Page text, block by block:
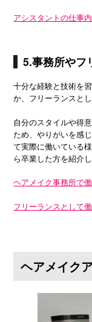
アシスタントの仕事
5.事務所やフ
十分な経験と技術を
か、フリーランスと
自分のスタイルや得
ため、やりがいを感
て実際に働いている
ら卒業した方を紹介
ヘアメイク事務所で
フリーランスとして
ヘアメイク